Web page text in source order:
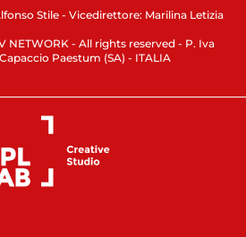
Stile - Vicedirettore: Marilina Letizia
NETWORK - All rights reserved - P. Iva
Paestum (SA) - ITALIA